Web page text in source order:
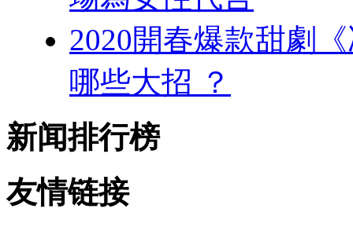
2020開春爆款甜劇《
哪些大招 ？
新闻排行榜
友情链接